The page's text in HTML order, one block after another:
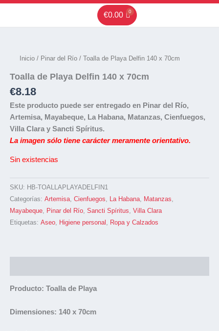
Ir
€0.00
Inicio / Pinar del Río / Toalla de Playa Delfin 140 x 70cm
Toalla de Playa Delfin 140 x 70cm
€8.18
Este producto puede ser entregado en Pinar del Río,
Artemisa, Mayabeque, La Habana, Matanzas, Cienfuegos,
Villa Clara y Sancti Spíritus.
La imagen sólo tiene carácter meramente orientativo.
Sin existencias
SKU: HB-TOALLAPLAYADELFIN1
Categorías: Artemisa Cienfuegos La Habana Matanzas
Mayabeque
Pinar del Río Sancti Spíritus Villa Clara
Etiquetas: Aseo Higiene personal Ropa y Calzados
Producto: Toalla de Playa
Dimensiones: 140 x 70cm